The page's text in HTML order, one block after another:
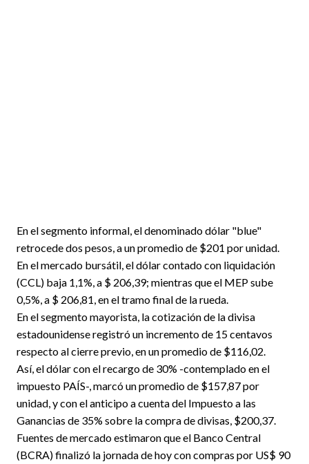
En el segmento informal, el denominado dólar "blue"
retrocede dos pesos, a un promedio de $201 por unidad.
En el mercado bursátil, el dólar contado con liquidación
(CCL) baja 1,1%, a $ 206,39; mientras que el MEP sube
0,5%, a $ 206,81, en el tramo final de la rueda.
En el segmento mayorista, la cotización de la divisa
estadounidense registró un incremento de 15 centavos
respecto al cierre previo, en un promedio de $116,02.
Así, el dólar con el recargo de 30% -contemplado en el
impuesto PAÍS-, marcó un promedio de $157,87 por
unidad, y con el anticipo a cuenta del Impuesto a las
Ganancias de 35% sobre la compra de divisas, $200,37.
Fuentes de mercado estimaron que el Banco Central
(BCRA) finalizó la jornada de hoy con compras por US$ 90